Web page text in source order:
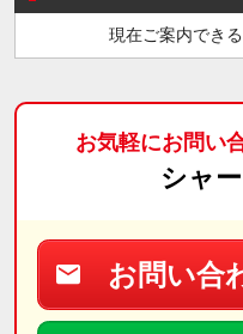
現在ご案内でき
お気軽にお問い
シャ
お問い合